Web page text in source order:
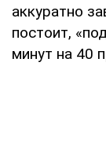
аккуратно
постоит,
минут на 40